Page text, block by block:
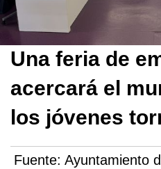
Una feria de
acercará el
los jóvenes
Fuente: Ayuntamiento